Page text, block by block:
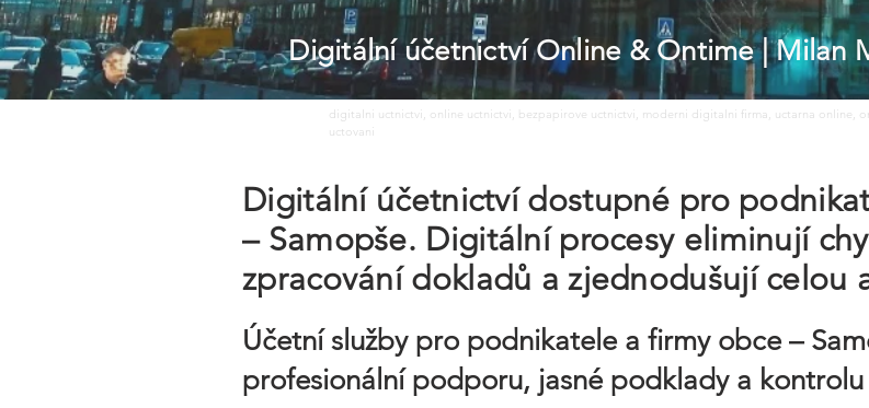
Digitální účetnictví Online & Ontime| Milan
digitalni uctnictvi, online uctnictvi, bezpapirove uctnictvi, moderni digitalni firma, uctarna online,
uctovani
Digitální účetnictví dostupné pro
– Samopše. Digitální procesy eliminují
zpracování dokladů a zjednodušují celou
Účetní služby pro podnikatele a firmy obce –
profesionální podporu, jasné podklady a